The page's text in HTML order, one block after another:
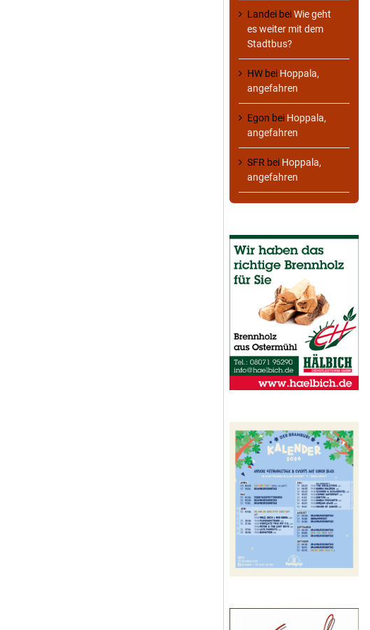
Landei beiWie geht
es weiter mit dem
Stadtbus?
HW bei Hoppala,
angefahren
Egon bei Hoppala,
angefahren
SFR bei Hoppala,
angefahren